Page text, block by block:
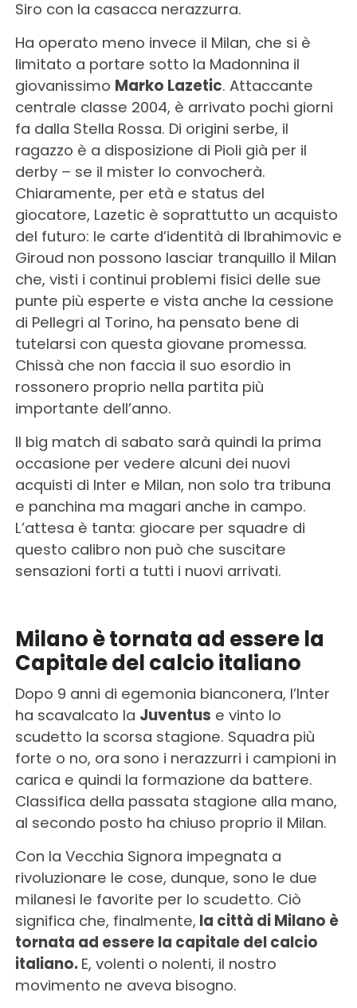
Siro con la casacca nerazzurra.
Ha operato meno invece il Milan, che si è
limitato a portare sotto la Madonnina il
giovanissimo Marko Lazetic. Attaccante
centrale classe 2004, è arrivato pochi giorni
fa dalla Stella Rossa. Di origini serbe, il
ragazzo è a disposizione di Pioli già per il
derby – se il mister lo convocherà.
Chiaramente, per età e status del
giocatore, Lazetic è soprattutto un acquisto
del futuro: le carte d’identità di Ibrahimovic e
Giroud non possono lasciar tranquillo il Milan
che, visti i continui problemi fisici delle sue
punte più esperte e vista anche la cessione
di Pellegri al Torino, ha pensato bene di
tutelarsi con questa giovane promessa.
Chissà che non faccia il suo esordio in
rossonero proprio nella partita più
importante dell’anno.
Il big match di sabato sarà quindi la prima
occasione per vedere alcuni dei nuovi
acquisti di Inter e Milan, non solo tra tribuna
e panchina ma magari anche in campo.
L’attesa è tanta: giocare per squadre di
questo calibro non può che suscitare
sensazioni forti a tutti i nuovi arrivati.
Milano è tornata ad essere la
Capitale del calcio italiano
Dopo 9 anni di egemonia bianconera, l’Inter
ha scavalcato la Juventus e vinto lo
scudetto la scorsa stagione. Squadra più
forte o no, ora sono i nerazzurri i campioni in
carica e quindi la formazione da battere.
Classifica della passata stagione alla mano,
al secondo posto ha chiuso proprio il Milan.
Con la Vecchia Signora impegnata a
rivoluzionare le cose, dunque, sono le due
milanesi le favorite per lo scudetto. Ciò
significa che, finalmente, la città di Milano è
tornata ad essere la capitale del calcio
italiano. E, volenti o nolenti, il nostro
movimento ne aveva bisogno.